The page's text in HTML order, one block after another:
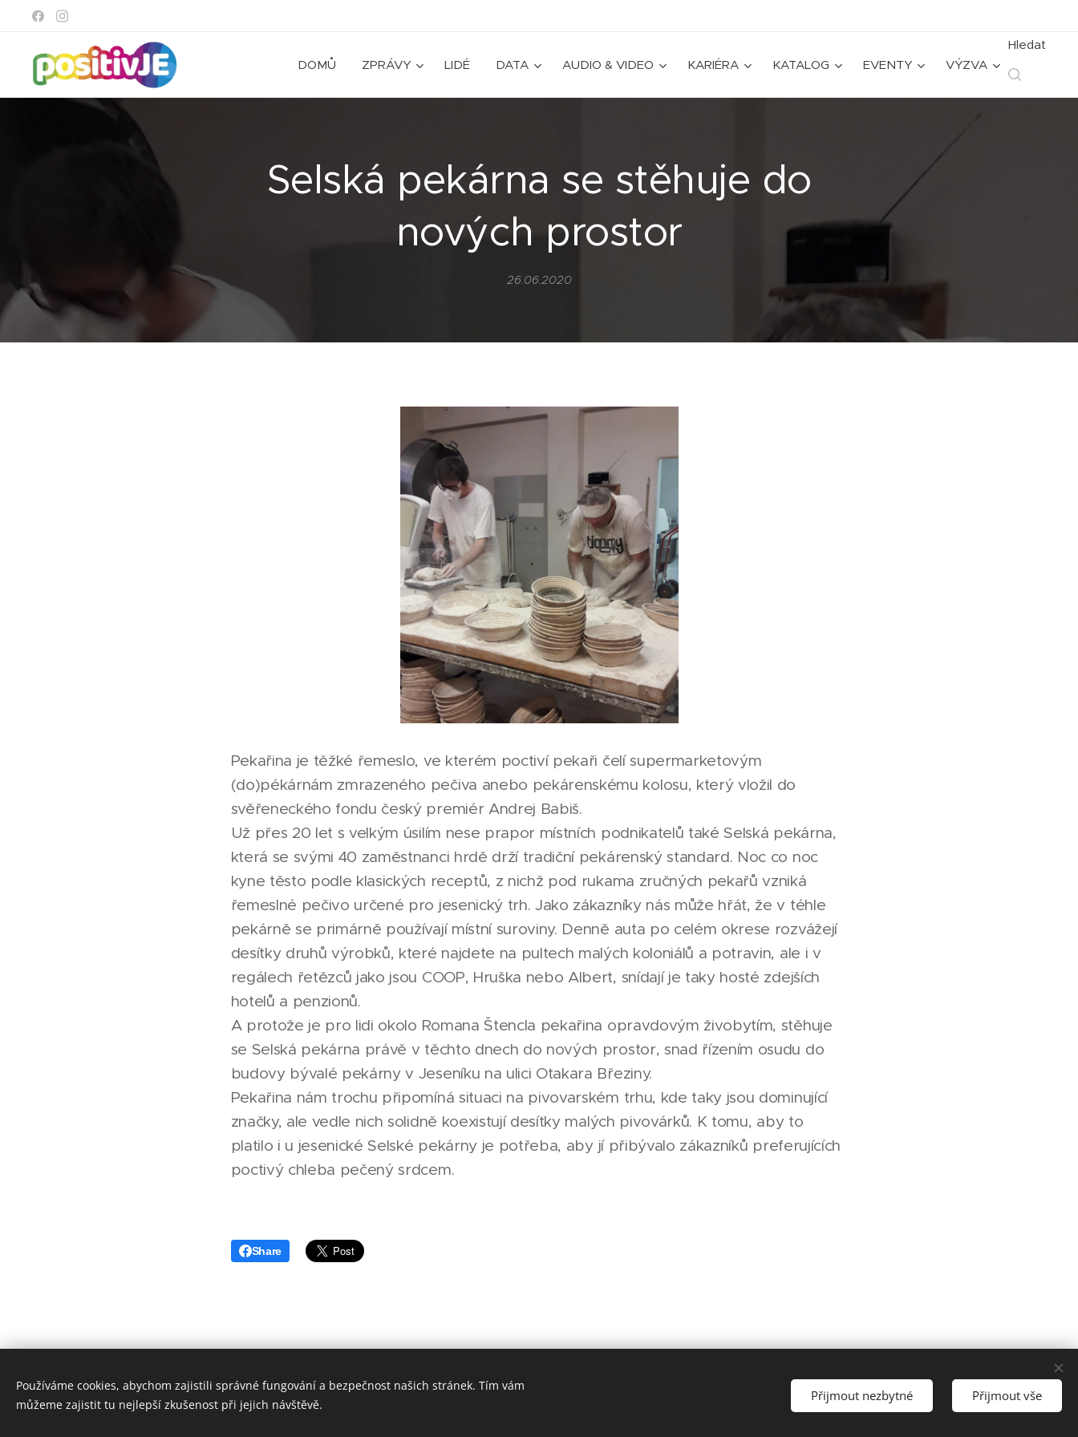
DOMŮ ZPRÁVY LIDÉ DATA AUDIO & VIDEO KARIÉRA KATALOG EVENTY VÝZVA
Hledat
Selská pekárna se stěhuje do
nových prostor
26.06.2020
Pekařina je těžké řemeslo, ve kterém poctiví pekaři čelí supermarketovým
(do)pékárnám zmrazeného pečiva anebo pekárenskému kolosu, který vložil do
svěřeneckého fondu český premiér Andrej Babiš.
Už přes 20 let s velkým úsilím nese prapor místních podnikatelů také Selská pekárna,
která se svými 40 zaměstnanci hrdě drží tradiční pekárenský standard. Noc co noc
kyne těsto podle klasických receptů, z nichž pod rukama zručných pekařů vzniká
řemeslné pečivo určené pro jesenický trh. Jako zákazníky nás může hřát, že v téhle
pekárně se primárně používají místní suroviny. Denně auta po celém okrese rozvážejí
desítky druhů výrobků, které najdete na pultech malých koloniálů a potravin, ale i v
regálech řetězců jako jsou COOP, Hruška nebo Albert, snídají je taky hosté zdejších
hotelů a penzionů.
A protože je pro lidi okolo Romana Štencla pekařina opravdovým živobytím, stěhuje
se Selská pekárna právě v těchto dnech do nových prostor, snad řízením osudu do
budovy bývalé pekárny v Jeseníku na ulici Otakara Březiny.
Pekařina nám trochu připomíná situaci na pivovarském trhu, kde taky jsou dominující
značky, ale vedle nich solidně koexistují desítky malých pivovárků. K tomu, aby to
platilo i u jesenické Selské pekárny je potřeba, aby jí přibývalo zákazníků preferujících
poctivý chleba pečený srdcem.
Share
Made in Jesenicko © 2026 positivJE. Všechna práva vyhrazena.
Používáme cookies, abychom zajistili správné fungování a bezpečnost našich stránek. Tím vám
můžeme zajistit tu nejlepší zkušenost při jejich návštěvě.
Přijmout nezbytné Přijmout vše